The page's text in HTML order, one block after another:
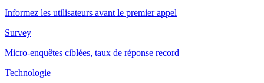
Informez les utilisateurs avant le premier appel
Survey
Micro-enquêtes ciblées, taux de réponse record
Technologie